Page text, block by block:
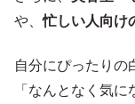
や、忙しい人向け
自分にぴったりの
「なんとなく気